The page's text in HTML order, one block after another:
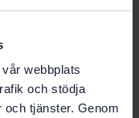
webbplats
och stödja
tjänster. Genom
Price:789 SEK
Add to cart